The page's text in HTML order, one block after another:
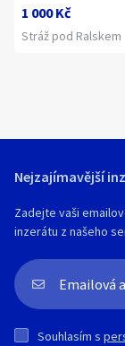
1 000 Kč
Stráž pod Ralskem
Nejzajímavější
Zadejte vaši
inzerátu z našeho
Souhlasím s